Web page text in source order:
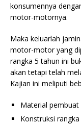
konsumennya
motor-motornya.
Maka keluarlah
motor-motor yang
rangka 5 tahun ini
akan tetapi telah
Kajian ini meliputi
Material pembuat
Konstruksi rangka